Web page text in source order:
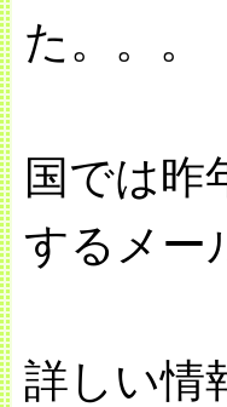
た。。。
国では昨
するメー
詳しい情